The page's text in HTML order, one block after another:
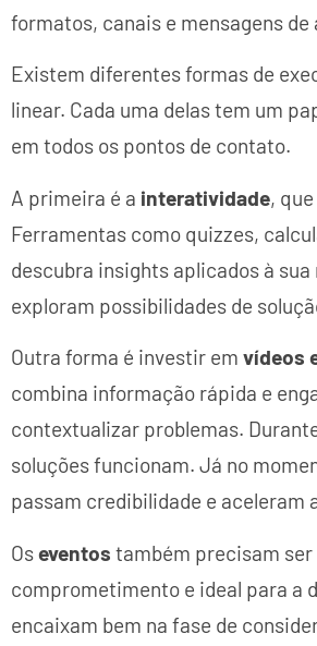
formatos, canais e mensagens
Existem diferentes formas de
linear. Cada uma delas tem um
em todos os pontos de contato.
A primeira é a interatividade,
Ferramentas como quizzes,
descubra insights aplicados à
exploram possibilidades de
Outra forma é investir em vídeos
combina informação rápida e
contextualizar problemas.
soluções funcionam. Já no
passam credibilidade e aceleram
Oseventos também precisam ser
comprometimento e ideal para a
encaixam bem na fase de